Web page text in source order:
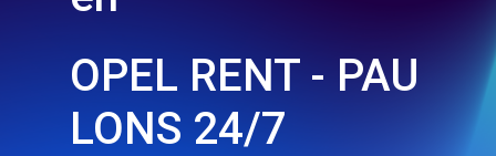
OPEL RENT - PAU
LONS 24/7